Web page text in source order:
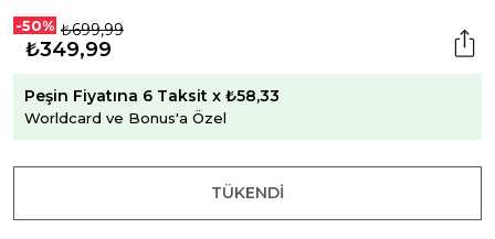
-50% ₺699,99
₺349,99
Peşin Fiyatına 6 Taksit x ₺58,33
Worldcard ve Bonus'a Özel
TÜKENDI